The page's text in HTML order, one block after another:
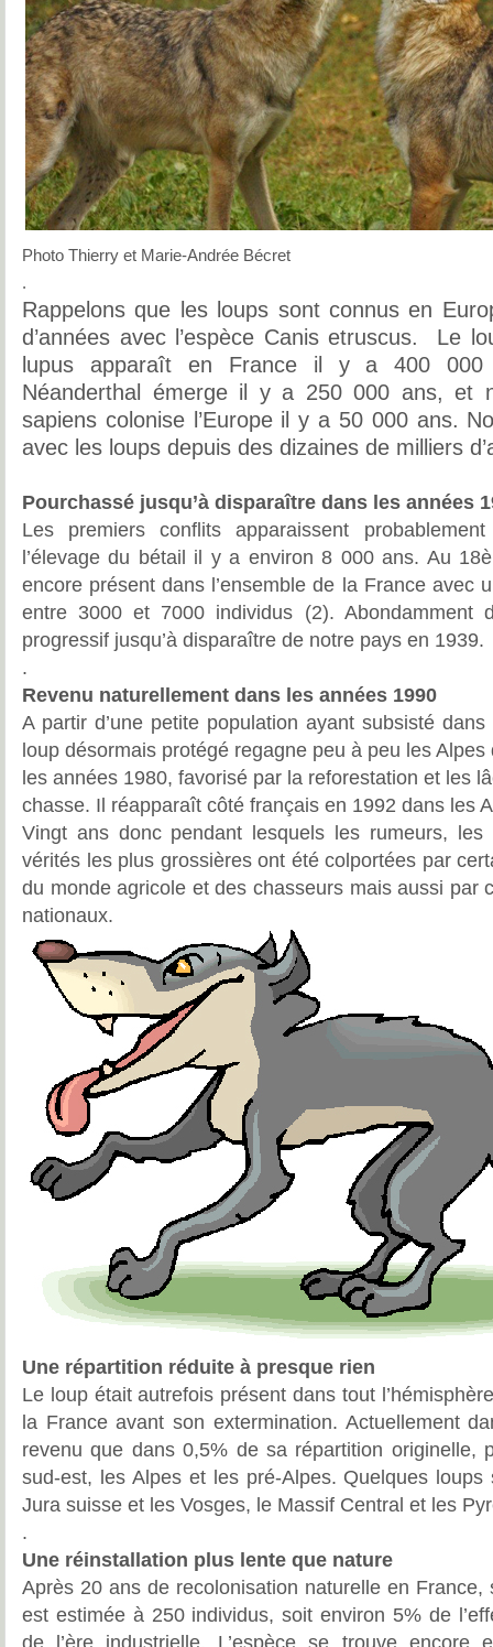
Photo Thierry et Marie-Andrée Bécret
.
Rappelons que les loups sont connus en
d’années avec l’espèce Canis etruscus. Le
lupus apparaît en France il y a 400 000
Néanderthal émerge il y a 250 000 ans, et
sapiens colonise l’Europe il y a 50 000 ans.
avec les loups depuis des dizaines de milliers
Pourchassé jusqu’à disparaître dans les années
Les premiers conflits apparaissent
l’élevage du bétail il y a environ 8 000 ans. Au
encore présent dans l’ensemble de la France avec
entre 3000 et 7000 individus (2). Abondamment
progressif jusqu’à disparaître de notre pays en 1939.
.
Revenu naturellement dans les années 1990
A partir d’une petite population ayant subsisté
loup désormais protégé regagne peu à peu les
les années 1980, favorisé par la reforestation et les
chasse. Il réapparaît côté français en 1992 dans les
Vingt ans donc pendant lesquels les rumeurs,
vérités les plus grossières ont été colportées par
du monde agricole et des chasseurs mais aussi par
nationaux.
Une répartition réduite à presque rien
Le loup était autrefois présent dans tout
la France avant son extermination. Actuellement
revenu que dans 0,5% de sa répartition originelle,
sud-est, les Alpes et les pré-Alpes. Quelques
Jura suisse et les Vosges, le Massif Central et les
.
Une réinstallation plus lente que nature
Après 20 ans de recolonisation naturelle en France,
est estimée à 250 individus, soit environ 5% de
de l’ère industrielle. L’espèce se trouve encore